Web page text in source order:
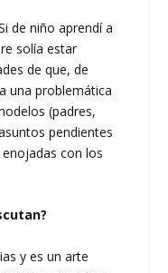
de niño aprendí a
solía estar
de que, de
una problemática
(padres,
pendientes
con los
y es un arte